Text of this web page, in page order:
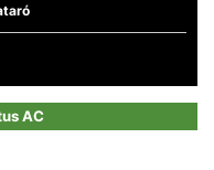
AC
per al
Estadístiques